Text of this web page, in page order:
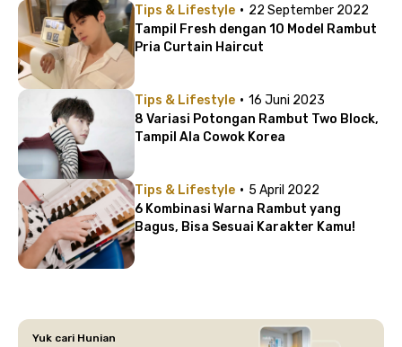
Tips & Lifestyle · 22 September 2022
Tampil Fresh dengan 10 Model Rambut
Pria Curtain Haircut
Tips & Lifestyle · 16 Juni 2023
8 Variasi Potongan Rambut Two Block,
Tampil Ala Cowok Korea
Tips & Lifestyle · 5 April 2022
6 Kombinasi Warna Rambut yang
Bagus, Bisa Sesuai Karakter Kamu!
Yuk cari Hunian